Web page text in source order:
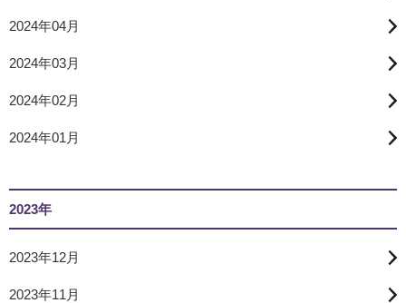
2024年04月
2024年03月
2024年02月
2024年01月
2023年
2023年12月
2023年11月